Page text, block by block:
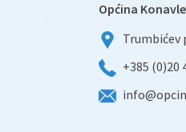
Općina Konavle
Trumbićev
+385 (0)20